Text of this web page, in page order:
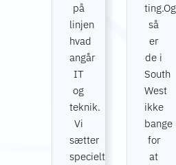
på
linjen
hvad
angår
IT
og
teknik.
Vi
sætter
specielt
ting.Og
så
er
de i
South
West
ikke
bange
for
at